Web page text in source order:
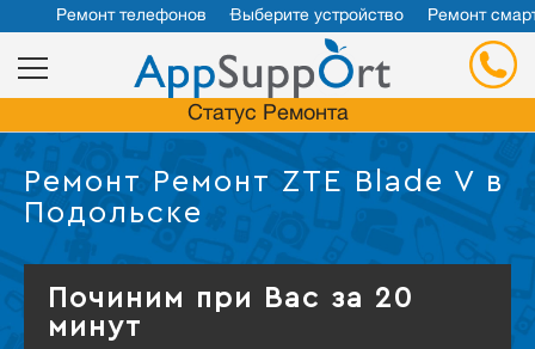
Ремонт телефонов Выберите устройство Ремонт
Статус Ремонта
Ремонт Ремонт ZTE Blade V в
Подольске
Починим при Вас за 20
минут